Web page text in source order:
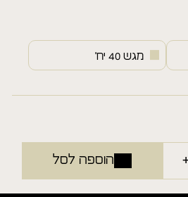
מגש 40 יח'
הוספה לסל